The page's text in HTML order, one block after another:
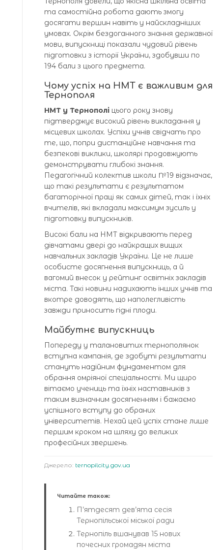
та самостійна робота дають змогу
досягати вершин навіть у найскладніших
умовах. Окрім бездоганного знання державної
мови, випускниці показали чудовий рівень
підготовки з історії України, здобувши по
194 бали з цього предмета.
Чому успіх на НМТ є важливим для
Тернополя
НМТ у Тернополі цього року знову
підтверджує високий рівень викладання у
місцевих школах. Успіхи учнів свідчать про
те, що, попри дистанційне навчання та
безпекові виклики, школярі продовжують
демонструвати глибокі знання.
Педагогічний колектив школи №19 відзначає,
що такі результати є результатом
багаторічної праці як самих дітей, так і їхніх
вчителів, які вкладали максимум зусиль у
підготовку випускників.
Високі бали на НМТ відкривають перед
дівчатами двері до найкращих вищих
навчальних закладів України. Це не лише
особисте досягнення випускниць, а й
вагомий внесок у рейтинг освітніх закладів
міста. Такі новини надихають інших учнів та
вкотре доводять, що наполегливість
завжди приносить гідні плоди.
Майбутнє випускниць
Попереду у талановитих тернополянок
вступна кампанія, де здобуті результати
стануть надійним фундаментом для
обрання омріяної спеціальності. Ми щиро
вітаємо учениць та їхніх наставників з
таким визначним досягненням і бажаємо
успішного вступу до обраних
університетів. Нехай цей успіх стане лише
першим кроком на шляху до великих
професійних звершень.
Джерело: ternopilcity.gov.ua
Читайте також:
П’ятдесят дев’ята сесія
Тернопільської міської ради
Тернопіль вшанував 15 нових
почесних громадян міста